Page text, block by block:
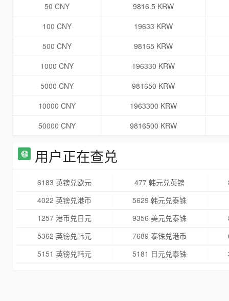
50 CNY
9816.5 KRW
100 CNY
19633 KRW
500 CNY
98165 KRW
1000 CNY
196330 KRW
5000 CNY
981650 KRW
10000 CNY
1963300 KRW
50000 CNY
9816500 KRW
用户正在查兑
6183 英镑兑欧元 477 韩元兑英镑
4022 英镑兑港币
5629 韩元兑泰铢
1257 港币兑日元
9356 美元兑泰铢
5362 英镑兑韩元
7689 泰铢兑港币
5151 英镑兑韩元
5181 日元兑泰铢